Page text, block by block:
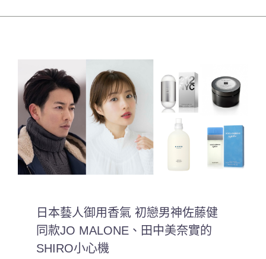
日本藝人御用香氣 初戀男神佐藤健
同款JO MALONE、田中美奈實的
SHIRO小心機